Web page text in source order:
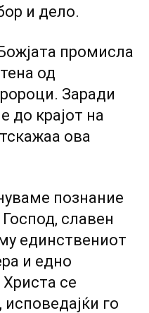
и дело.
промисла
од
Заради
до крајот на
ова
познание
славен
единствениот
и едно
се
го